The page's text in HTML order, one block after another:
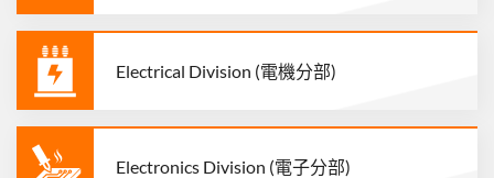
Electrical Division (電機分部)
Electronics Division (電子分部)